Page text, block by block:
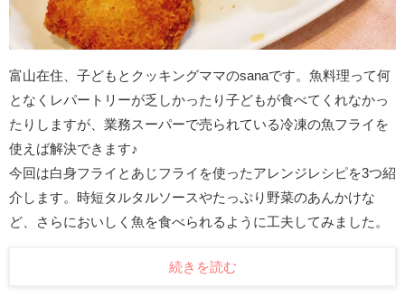
富山在住、子どもとクッキングママのsanaです。魚料理って何
となくレパートリーが乏しかったり子どもが食べてくれなかっ
たりしますが、業務スーパーで売られている冷凍の魚フライを
使えば解決できます♪
今回は白身フライとあじフライを使ったアレンジレシピを3つ紹
介します。時短タルタルソースやたっぷり野菜のあんかけな
ど、さらにおいしく魚を食べられるように工夫してみました。
続きを読む